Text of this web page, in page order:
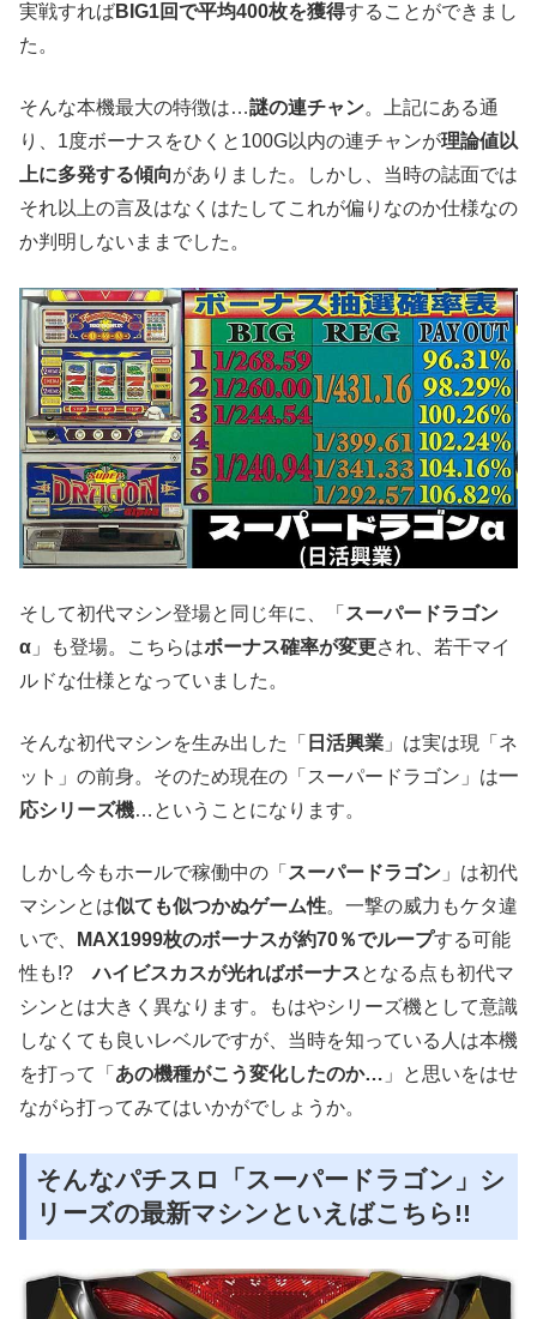
実戦すればBIG1回で平均400枚を獲得することができまし
た。
そんな本機最大の特徴は…謎の連チャン。上記にある通
り、1度ボーナスをひくと100G以内の連チャンが理論値以
上に多発する傾向がありました。しかし、当時の誌面では
それ以上の言及はなくはたしてこれが偏りなのか仕様なの
か判明しないままでした。
そして初代マシン登場と同じ年に、「 スーパードラゴン
α 」も登場。こちらはボーナス確率が変更され、若干マイ
ルドな仕様となっていました。
そんな初代マシンを生み出した「 日活興業 」は実は現「ネ
ット」の前身。そのため現在の「スーパードラゴン」は一
応シリーズ機…ということになります。
しかし今もホールで稼働中の「 スーパードラゴン 」は初代
マシンとは似ても似つかぬゲーム性。一撃の威力もケタ違
いで、
MAX1999枚のボーナスが約70％でループする可能
性も!?ハイビスカスが光ればボーナスとなる点も初代マ
シンとは大きく異なります。もはやシリーズ機として意識
しなくても良いレベルですが、当時を知っている人は本機
を打って「 あの機種がこう変化したのか… 」と思いをはせ
ながら打ってみてはいかがでしょうか。
そんなパチスロ「スーパードラゴン」シ
リーズの最新マシンといえばこちら!!